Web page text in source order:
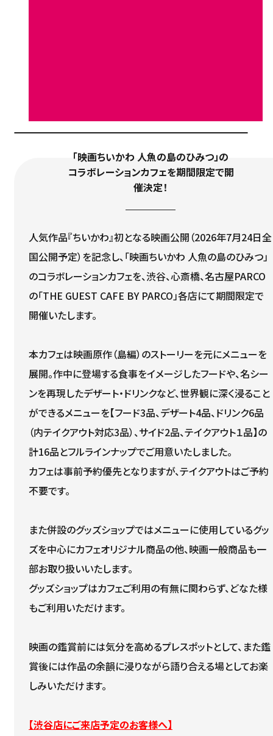
「映画ちいかわ 人魚の島のひみつ」の
コラボレーションカフェを期間限定で開
催決定！
人気作品『ちいかわ』初となる映画公開（2026年7月24日全
国公開予定）を記念し、「映画ちいかわ 人魚の島のひみつ」
のコラボレーションカフェを、渋谷、心斎橋、名古屋PARCO
の「THE GUEST CAFE BY PARCO」各店にて期間限定で
開催いたします。
本カフェは映画原作（島編）のストーリーを元にメニューを
展開。作中に登場する食事をイメージしたフードや、名シー
ンを再現したデザート・ドリンクなど、世界観に深く浸ること
ができるメニューを【フード3品、デザート4品、ドリンク6品
（内テイクアウト対応3品）、サイド2品、テイクアウト１品】の
計16品とフルラインナップでご用意いたしました。
カフェは事前予約優先となりますが、テイクアウトはご予約
不要です。
また併設のグッズショップではメニューに使用しているグッ
ズを中心にカフェオリジナル商品の他、映画一般商品も一
部お取り扱いいたします。
グッズショップはカフェご利用の有無に関わらず、どなた様
もご利用いただけます。
映画の鑑賞前には気分を高めるプレスポットとして、また鑑
賞後には作品の余韻に浸りながら語り合える場としてお楽
しみいただけます。
【渋谷店にご来店予定のお客様へ】